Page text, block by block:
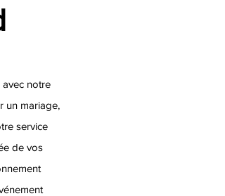
avec notre
un mariage,
service
de vos